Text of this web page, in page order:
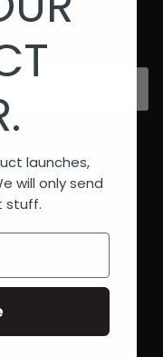
launches,
will only send
stuff.